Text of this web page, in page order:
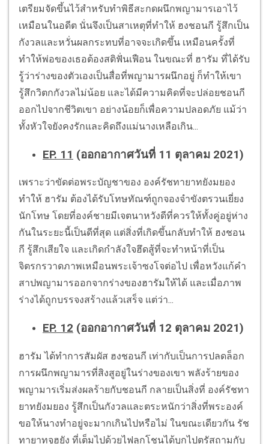
เตรียมจัดขึ้นไว้สำหรับทำพิธีสะกดผนึกพญามารเอาไว้
เหมือนในอดีต นั่นจึงเป็นสาเหตุที่ทำให้ ฮงชอนกี รู้สึกเป็น
กังวลและหวั่นผลกระทบที่อาจจะเกิดขึ้น เหมือนครั้งที่
ทำให้พ่อของเธอต้องสติฟั่นเฟือน ในขณะที่ ฮารัม ที่ได้รับ
รู้ว่าร่างของตัวเองเป็นสื่อที่พญามารผนึกอยู่ ก็ทำให้เขา
รู้สึกวิตกกังวลไม่น้อย และได้มีความคิดที่จะปล่อยชอนกี
ออกไปจากชีวิตเขา อย่างน้อยก็เพื่อความปลอดภัย แม้ว่า
ทั้งหัวใจยังคงรักและคิดถึงแม่นางเหลือเกิน...
EP. 11 (ออกอากาศวันที่ 11 ตุลาคม 2021)
เพราะว่าขัดต่อพระบัญชาของ องค์รัชทายาทยังมยอง
ทำให้ ฮารัม ต้องได้รับโทษทัณฑ์ถูกจองจําขังตรวนเยี่ยง
นักโทษ โดยที่องค์ชายมีเจตนาหวังดีที่ควรให้ทั้งคู่อยู่ห่าง
กันในระยะนี้เป็นดีที่สุด แต่สิ่งที่เกิดขึ้นกลับทำให้ ฮงชอน
กี รู้สึกเสียใจ และเกิดกำลังใจฮึดสู้ที่จะทำหน้าที่เป็น
จิตรกรวาดภาพเหมือนพระเจ้าซงโจต่อไป เพื่อหวังแก้คำ
สาปพญามารออกจากร่างของฮารัมให้ได้ และเมื่อภาพ
ร่างได้ถูกบรรจงสร้างแล้วเสร็จ แต่ว่า...
EP. 12 (ออกอากาศวันที่ 12 ตุลาคม 2021)
ฮารัม ได้ทำการสัมผัส ฮงชอนกี เท่ากับเป็นการปลดล็อก
การผนึกพญามารที่สิงสูอยู่ในร่างของเขา พลังร้ายของ
พญามารเริ่มส่งผลร้ายกับชอนกี กลายเป็นสิ่งที่ องค์รัชทา
ยาทยังมยอง รู้สึกเป็นกังวลและตระหนักว่าสิ่งที่พระองค์
ขอให้นางทำอยู่จะมากเกินไปหรือไม่ ในขณะเดียวกัน รัช
ทายาทจูฮยัง ที่เต็มไปด้วยไฟลุกโชนได้บุกไปตรัสถามกับ